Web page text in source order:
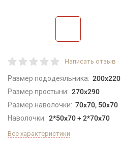
Написать отзыв
Размер пододеяльника: 200x220
Размер простыни: 270х290
Размер наволочки: 70х70, 50х70
Наволочки: 2*50х70 + 2*70х70
Все характеристики